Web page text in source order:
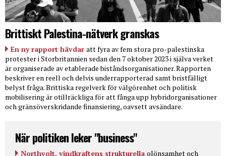
Brittiskt Palestina-nätverk granskas
En ny rapport hävdar att fyra av fem stora pro-palestinska
protester i Storbritannien sedan den 7 oktober 2023 i själva verket
är organiserade av etablerade biståndsorganisationer. Rapporten
beskriver en reell och delvis underrapporterad samt bristfälligt
belyst fråga. Brittiska regelverk för välgörenhet och politisk
mobilisering är otillräckliga för att fånga upp hybridorganisationer
och gränsöverskridande finansiering, oavsett avsändare.
När politiken leker "business"
Northvolt, vindkraftens strukturella olönsamhet och